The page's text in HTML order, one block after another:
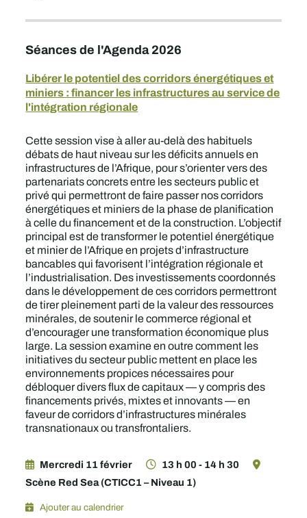
Séances de l'Agenda 2026
Libérer le potentiel des corridors énergétiques et
miniers : financer les infrastructures au service de
l'intégration régionale
Cette session vise à aller au-delà des habituels
débats de haut niveau sur les déficits annuels en
infrastructures de l’Afrique, pour s’orienter vers des
partenariats concrets entre les secteurs public et
privé qui permettront de faire passer nos corridors
énergétiques et miniers de la phase de planification
à celle du financement et de la construction. L’objectif
principal est de transformer le potentiel énergétique
et minier de l’Afrique en projets d’infrastructure
bancables qui favorisent l’intégration régionale et
l’industrialisation. Des investissements coordonnés
dans le développement de ces corridors permettront
de tirer pleinement parti de la valeur des ressources
minérales, de soutenir le commerce régional et
d’encourager une transformation économique plus
large. La session examine en outre comment les
initiatives du secteur public mettent en place les
environnements propices nécessaires pour
débloquer divers flux de capitaux — y compris des
financements privés, mixtes et innovants — en
faveur de corridors d’infrastructures minérales
transnationaux ou transfrontaliers.
Mercredi 11 février
13 h 00 - 14 h 30
Scène Red Sea (CTICC1 – Niveau 1)
Ajouter au calendrier